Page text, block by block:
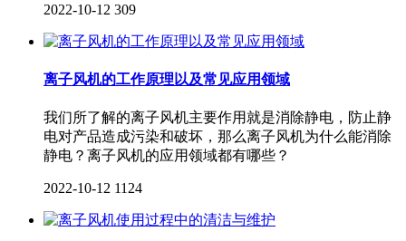
2022-10-12 309
离子风机的工作原理以及常见应用领域
我们所了解的离子风机主要作用就是消除静电，防止静
电对产品造成污染和破坏，那么离子风机为什么能消除
静电？离子风机的应用领域都有哪些？
2022-10-12 1124